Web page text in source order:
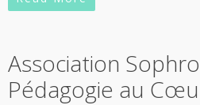
Association
Pédagogie au